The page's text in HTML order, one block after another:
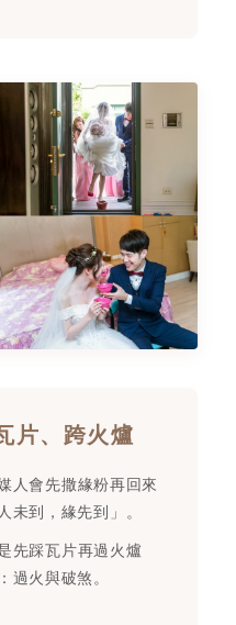
片、跨火爐
人會先撒緣粉再回來
未到，緣先到」。
先踩瓦片再過火爐
過火與破煞。